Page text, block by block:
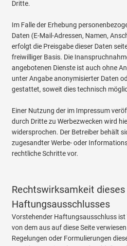
Dritte.
Im Falle der Erhebung
Daten (E-Mail-Adressen, Namen,
erfolgt die Preisgabe dieser Daten
freiwilliger Basis. Die
angebotenen Dienste ist auch ohne
unter Angabe anonymisierter Daten
gestattet, soweit dies technisch
Einer Nutzung der im Impressum
durch Dritte zu Werbezwecken wird
widersprochen. Der Betreiber behält
zugesandter Werbe- oder
rechtliche Schritte vor.
Rechtswirksamkeit dieses
Haftungsausschlusses
Vorstehender Haftungsausschluss ist
von dem aus auf diese Seite
Regelungen oder Formulierungen